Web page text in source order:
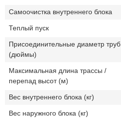
Самоочистка внутреннего блока
Теплый пуск
Присоединительные диаметр труб
(дюймы)
Максимальная длина трассы /
перепад высот (м)
Вес внутреннего блока (кг)
Вес наружного блока (кг)